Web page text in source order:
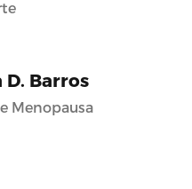
D. Barros
Menopausa